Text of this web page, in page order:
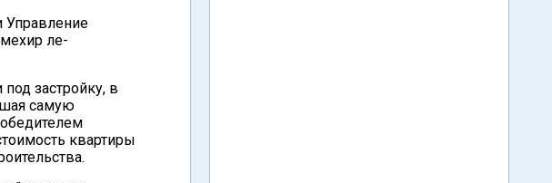
Управление
ле-
застройку, в
самую
квартиры